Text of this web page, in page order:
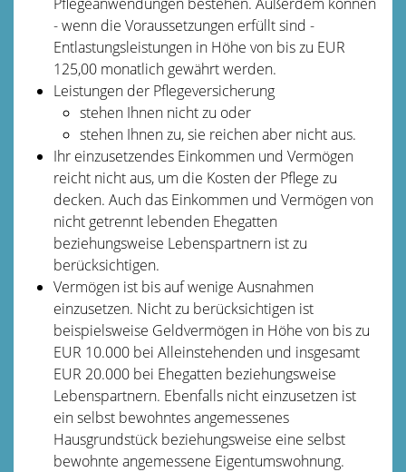
- wenn die Voraussetzungen erfüllt sind -
Entlastungsleistungen in Höhe von bis zu EUR
125,00 monatlich gewährt werden.
Leistungen der Pflegeversicherung
stehen Ihnen nicht zu oder
stehen Ihnen zu, sie reichen aber nicht aus.
Ihr einzusetzendes Einkommen und Vermögen
reicht nicht aus, um die Kosten der Pflege zu
decken. Auch das Einkommen und Vermögen von
nicht getrennt lebenden Ehegatten
beziehungsweise Lebenspartnern ist zu
berücksichtigen.
Vermögen ist bis auf wenige Ausnahmen
einzusetzen. Nicht zu berücksichtigen ist
beispielsweise Geldvermögen in Höhe von bis zu
EUR 10.000 bei Alleinstehenden und insgesamt
EUR 20.000 bei Ehegatten beziehungsweise
Lebenspartnern. Ebenfalls nicht einzusetzen ist
ein selbst bewohntes angemessenes
Hausgrundstück beziehungsweise eine selbst
bewohnte angemessene Eigentumswohnung.